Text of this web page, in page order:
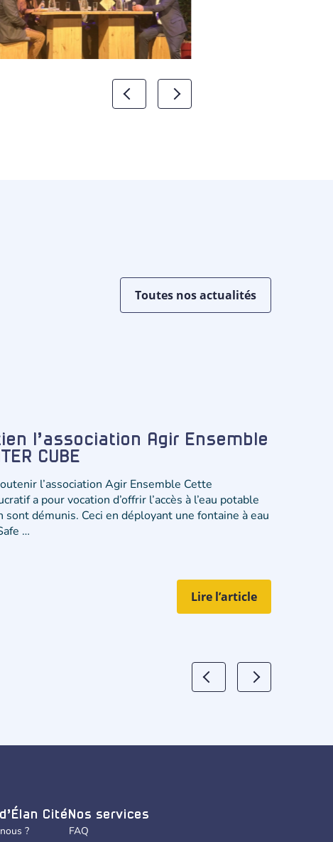
Toutes nos actualités
l’association Agir Ensemble
CUBE
l’association Agir Ensemble Cette
a pour vocation d’offrir l’accès à l’eau potable
démunis. Ceci en déployant une fontaine à eau
…
Lire l’article
Cité
?
Nos services
FAQ